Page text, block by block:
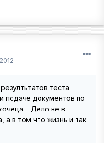
теста
подаче документов по
Дело не в
а в том что жизнь и так